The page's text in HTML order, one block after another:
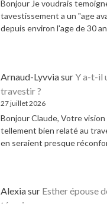
Bonjour Je voudrais
tavestissement a un "age
depuis environ l'age de 30
Arnaud-LyvviasurY a-t-il
travestir ?
27 juillet 2026
Bonjour Claude, Votre
tellement bien relaté au
en seraient presque
Alexiasur Esther épouse